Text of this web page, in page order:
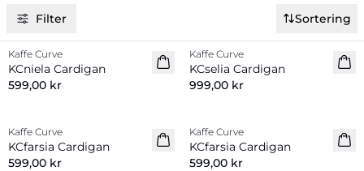
Filter Sortering
Nyhet
Kaffe Curve
KCniela Cardigan
599,00 kr
Nyhet
Kaffe Curve
KCselia Cardigan
999,00 kr
Nyhet
Kaffe Curve
KCfarsia Cardigan
599,00 kr
Nyhet
Kaffe Curve
KCfarsia Cardigan
599,00 kr